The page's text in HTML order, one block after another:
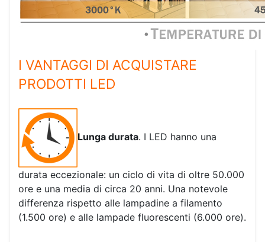
I VANTAGGI DI ACQUISTARE
PRODOTTI LED
Lunga durata. I LED hanno una
durata eccezionale: un ciclo di vita di oltre 50.000
ore e una media di circa 20 anni. Una notevole
differenza rispetto alle lampadine a filamento
(1.500 ore) e alle lampade fluorescenti (6.000 ore).